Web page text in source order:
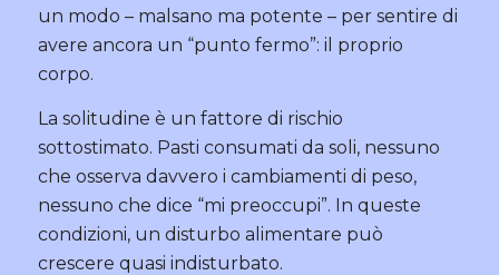
un modo – malsano ma potente – per sentire di
avere ancora un “punto fermo”: il proprio
corpo.
La solitudine è un fattore di rischio
sottostimato. Pasti consumati da soli, nessuno
che osserva davvero i cambiamenti di peso,
nessuno che dice “mi preoccupi”. In queste
condizioni, un disturbo alimentare può
crescere quasi indisturbato.